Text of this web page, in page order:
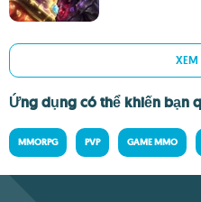
XEM
Ứng dụng có thể khiến bạn
MMORPG PVP GAME MMO